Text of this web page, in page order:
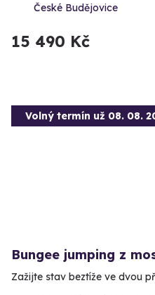
České Budějovice
15 490 Kč
Volný termín už 08. 08.
Bungee jumping z
Zažijte stav beztíže ve dvou